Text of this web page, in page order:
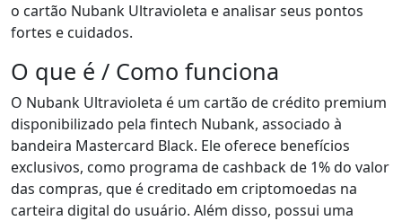
o cartão Nubank Ultravioleta e analisar seus pontos
fortes e cuidados.
O que é / Como funciona
O Nubank Ultravioleta é um cartão de crédito premium
disponibilizado pela fintech Nubank, associado à
bandeira Mastercard Black. Ele oferece benefícios
exclusivos, como programa de cashback de 1% do valor
das compras, que é creditado em criptomoedas na
carteira digital do usuário. Além disso, possui uma